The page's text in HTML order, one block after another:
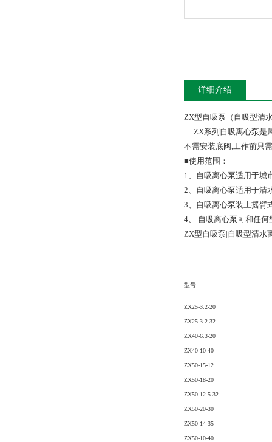
详细介绍
ZX型自吸泵（自吸型清
ZX系列自吸离心泵是
不需安装底阀,工作前只
■使用范围：
1、自吸离心泵适用于城
2、自吸离心泵适用于清
3、自吸离心泵装上摇臂
4、 自吸离心泵可和任
ZX型自吸泵|自吸型清水
型号
ZX25-3.2-20
ZX25-3.2-32
ZX40-6.3-20
ZX40-10-40
ZX50-15-12
ZX50-18-20
ZX50-12.5-32
ZX50-20-30
ZX50-14-35
ZX50-10-40